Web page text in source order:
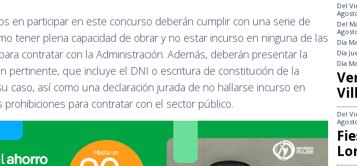
en participar en este concurso deberán cumplir con una serie de
tener plena capacidad de obrar y no estar incurso en ninguna de las
contratar con la Administración. Además, deberán presentar la
pertinente, que incluye el DNI o escritura de constitución de la
caso, así como una declaración jurada de no hallarse incurso en
prohibiciones para contratar con el sector público.
Del
Del
Día
Día
Día
Del